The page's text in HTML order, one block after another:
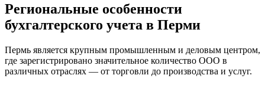
Региональные особенности
бухгалтерского учета в Перми
Пермь является крупным промышленным и деловым центром,
где зарегистрировано значительное количество ООО в
различных отраслях — от торговли до производства и услуг.